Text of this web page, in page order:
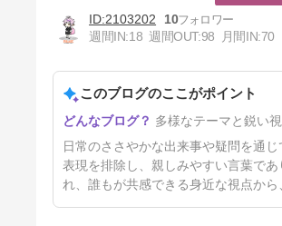
１３１０ むし
5日前
2103202
10
週間IN:18 週間OUT:98 月間IN:70
このブログのここがポイント
多様なテーマと鋭い
日常のささやかな出来事や疑問を通
表現を排除し、親しみやすい言葉で
れ、誰もが共感できる身近な視点か